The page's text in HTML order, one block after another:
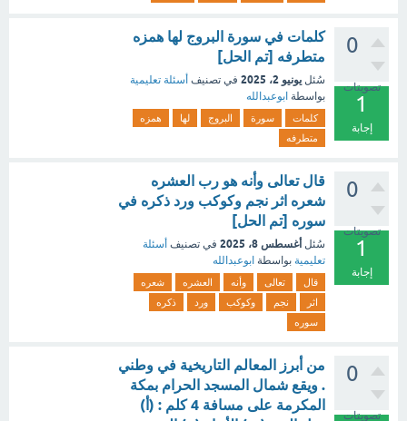
0
تصويتات
1
إجابة
كلمات في سورة البروج لها همزه
متطرفه [تم الحل]
سُئل يونيو 2، 2025 في تصنيف أسئلة تعليمية
بواسطة ابوعبدالله
كلمات سورة البروج لها
همزه
متطرفه
0
تصويتات
1
إجابة
قال تعالى وأنه هو رب العشره
شعره اثر نجم وكوكب ورد ذكره في
سوره [تم الحل]
سُئل أغسطس 8، 2025 في تصنيف أسئلة
تعليمية بواسطة ابوعبدالله
قال تعالى وأنه العشره
شعره
اثر
نجم وكوكب ورد
ذكره
سوره
0
تصويتات
من أبرز المعالم التاريخية في وطني
. ويقع شمال المسجد الحرام بمكة
المكرمة على مسافة 4 كلم : (أ)